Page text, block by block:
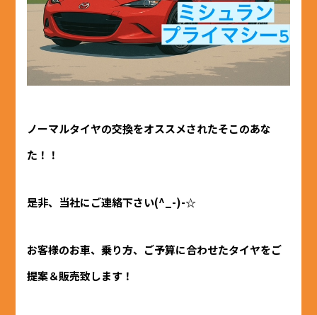
ノーマルタイヤの交換をオススメされたそこのあな
た！！
是非、当社にご連絡下さい(^_-)-☆
お客様のお車、乗り方、ご予算に合わせたタイヤをご
提案＆販売致します！